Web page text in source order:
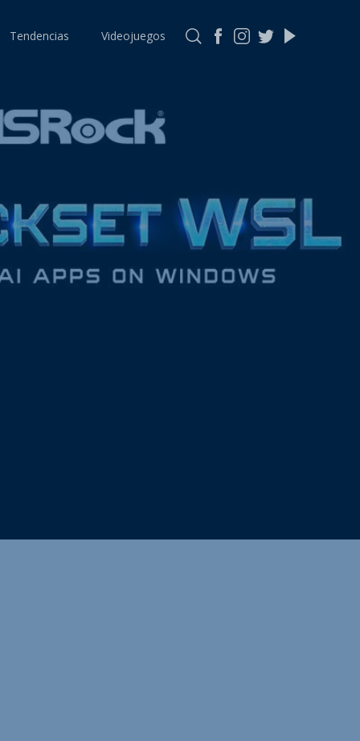
Tendencias Videojuegos